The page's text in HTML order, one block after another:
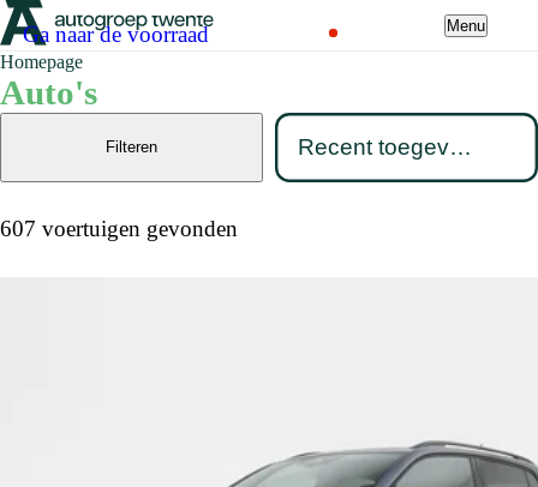
Menu
Homepage
Auto's
Ga naar de voorraad
607 voertuigen gevonden
Filteren